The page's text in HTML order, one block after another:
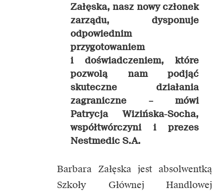
Załęska, nasz nowy członek
zarządu, dysponuje
odpowiednim
przygotowaniem
i doświadczeniem, które
pozwolą nam podjąć
skuteczne działania
zagraniczne – mówi
Patrycja Wizińska-Socha,
współtwórczyni i prezes
Nestmedic S.A.
Barbara Załęska jest absolwentką
Szkoły Głównej Handlowej